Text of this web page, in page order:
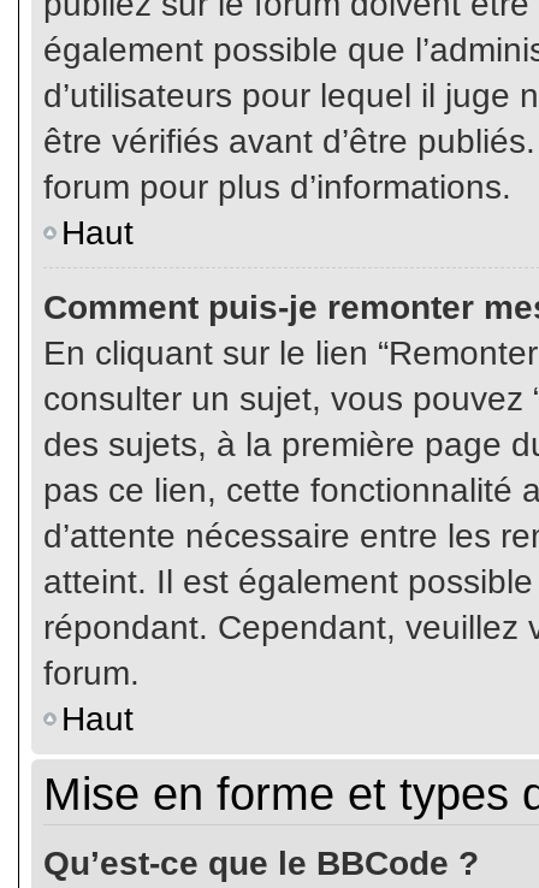
également possible que
d’utilisateurs pour lequel il juge
être vérifiés avant d’être
forum pour plus d’informations.
Haut
Comment puis-je remonter
En cliquant sur le lien
consulter un sujet, vous pouvez
des sujets, à la première page
pas ce lien, cette fonctionnalité
d’attente nécessaire entre les
atteint. Il est également
répondant. Cependant, veuillez
forum.
Haut
Mise en forme et types
Qu’est-ce que le BBCode ?